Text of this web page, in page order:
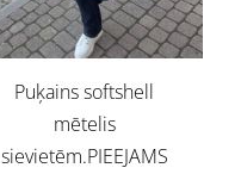
Puķains softshell
mētelis
sievietēm.PIEEJAMS